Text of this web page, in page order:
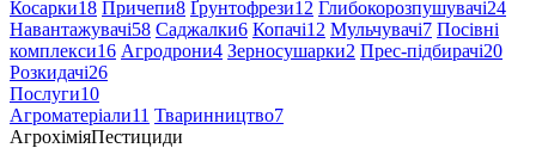
Косарки18 Причепи8 Ґрунтофрези12 Глибокорозпушувачі24
Навантажувачі58 Саджалки6 Копачі12 Мульчувачі7 Посівні
комплекси16 Агродрони4 Зерносушарки2 Прес-підбирачі20
Розкидачі26
Послуги10
Агроматеріали11 Тваринництво7
АгрохіміяПестициди